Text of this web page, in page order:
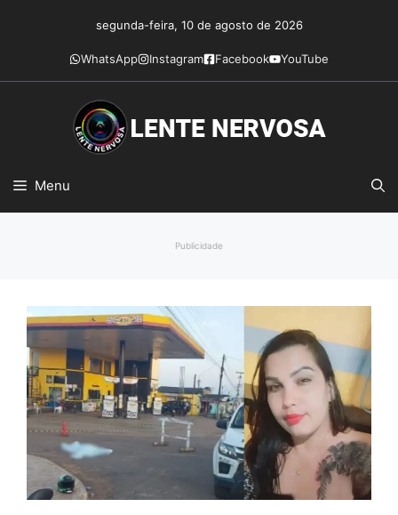
conteúdo
segunda-feira, 10 de agosto de 2026
WhatsApp Instagram Facebook YouTube
Menu
Publicidade